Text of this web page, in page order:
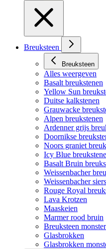
Breuksteen
Breuksteen
Alles weergeven
Basalt breukstenen
Yellow Sun
Duitse kalkstenen
Grauwacke
Alpen breukstenen
Ardenner grijs
Doornikse
Noors graniet
Icy Blue
Basalt Bruin
Weissenbacher
Weissenbacher
Rouge Royal
Lava Krotzen
Maaskeien
Marmer rood bruin
Breuksteen
Glasbrokken
Glasbrokken